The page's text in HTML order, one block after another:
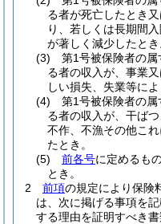
る者が死亡したとき
り、若しくは長期間
が著しく減少したとき
(3)
第1号被保険者の
る者の収入が、事業
しい損失、失業等に
(4)
第1号被保険者の
る者の収入が、干ば
不作、不漁その他こ
たとき。
(5)
前各号に定めるも
とき。
2
前項の規定により保険
は、次に掲げる事項を
する理由を証明すべき